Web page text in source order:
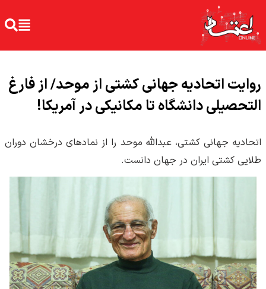
روایت اتحادیه جهانی کشتی از موحد/ از فارغ
التحصیلی دانشگاه تا مکانیکی در آمریکا!
اتحادیه جهانی کشتی، عبدالله موحد را از نمادهای درخشان دوران
طلایی کشتی ایران در جهان دانست.